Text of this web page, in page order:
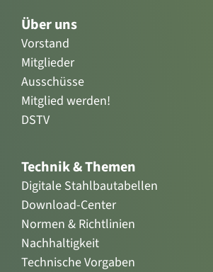
Über uns
Vorstand
Mitglieder
Ausschüsse
Mitglied werden!
DSTV
Technik & Themen
Digitale Stahlbautabellen
Download-Center
Normen & Richtlinien
Nachhaltigkeit
Technische Vorgaben